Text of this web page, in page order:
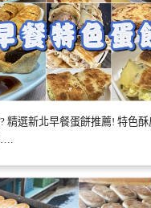
精選新北早餐蛋餅推薦! 特色
….